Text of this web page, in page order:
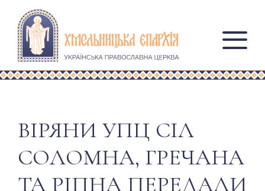
ВІРЯНИ УПЦ СІЛ
СОЛОМНА, ГРЕЧАНА
ТА РІПНА ПЕРЕДАЛИ